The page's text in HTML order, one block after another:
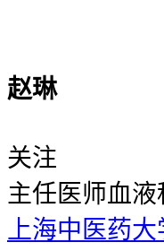
赵琳
关注
主任医师血液
上海中医药